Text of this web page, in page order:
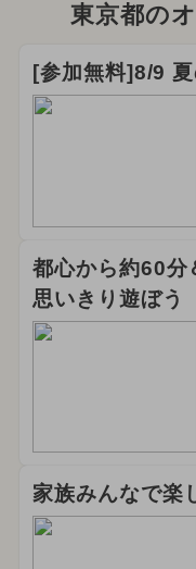
東京都の
[参加無料]8/9
都心から約60分
思いきり遊ぼう
家族みんなで楽